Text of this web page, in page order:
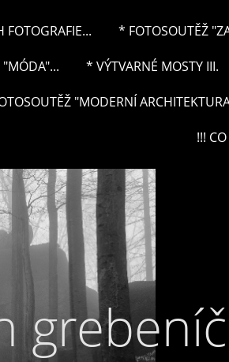
FOTOGRAFIE... * FOTOSOUTĚŽ
* VÝTVARNÉ MOSTY III.
"MODERNÍ
!!!